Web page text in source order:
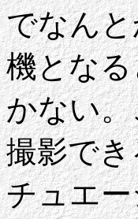
でなん
機とな
かない
撮影で
チュエ